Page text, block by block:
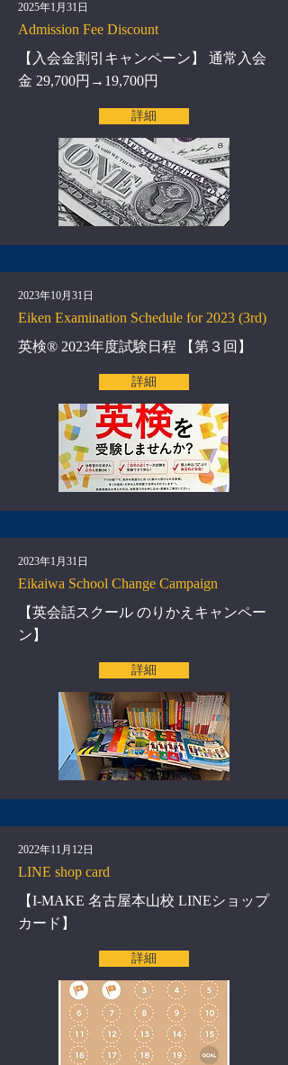
2025年1月31日
Admission Fee Discount
【入会金割引キャンペーン】 通常入会
金 29,700円→19,700円
詳細
2023年10月31日
Eiken Examination Schedule for 2023 (3rd)
英検®︎ 2023年度試験日程 【第３回】
詳細
2023年1月31日
Eikaiwa School Change Campaign
【英会話スクール のりかえキャンペー
ン】
詳細
2022年11月12日
LINE shop card
【I-MAKE 名古屋本山校 LINEショップ
カード】
詳細